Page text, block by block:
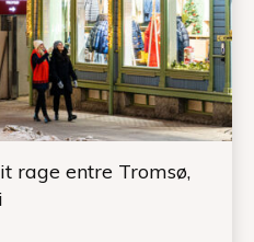
rage entre Tromsø,